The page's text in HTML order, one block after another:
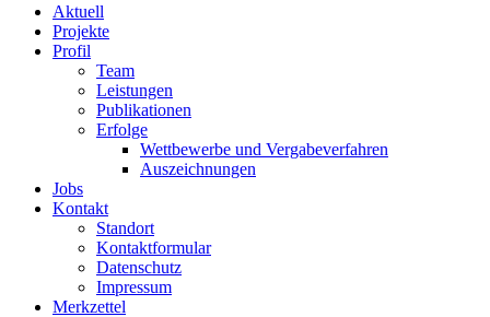
Aktuell
Projekte
Profil
Team
Leistungen
Publikationen
Erfolge
Wettbewerbe und Vergabeverfahren
Auszeichnungen
Jobs
Kontakt
Standort
Kontaktformular
Datenschutz
Impressum
Merkzettel